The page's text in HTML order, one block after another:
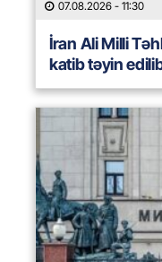
07.08.2026 - 11:30
İran Ali Milli
katib təyin